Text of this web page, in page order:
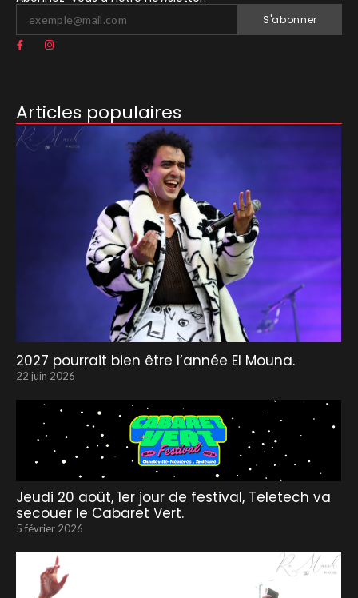
S'abonner
Articles populaires
2027 pourrait bien être l’année El Mouna.
22 juin 2026
Jeudi 20 août, 1er jour de festival, Teletech va
secouer le Cabaret Vert.
5 février 2026